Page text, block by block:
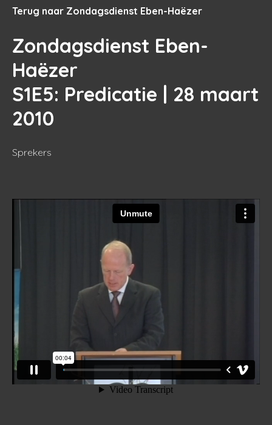
Terug naar Zondagsdienst Eben-Haëzer
Zondagsdienst Eben-
Haëzer
S1E5: Predicatie | 28 maart
2010
Sprekers